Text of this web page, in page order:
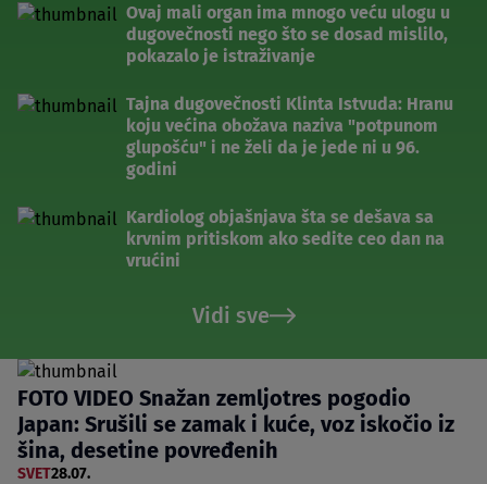
Ovaj mali organ ima mnogo veću ulogu u
dugovečnosti nego što se dosad mislilo,
pokazalo je istraživanje
Tajna dugovečnosti Klinta Istvuda: Hranu
koju većina obožava naziva "potpunom
glupošću" i ne želi da je jede ni u 96.
godini
Kardiolog objašnjava šta se dešava sa
krvnim pritiskom ako sedite ceo dan na
vrućini
Vidi sve
FOTO VIDEO Snažan zemljotres pogodio
Japan: Srušili se zamak i kuće, voz iskočio iz
šina, desetine povređenih
SVET28.07.